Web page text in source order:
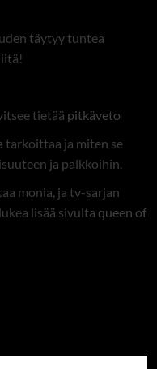
täytyy tuntea
tietää pitkäveto
tarkoittaa ja miten se
ja palkkoihin.
monia, ja tv-sarjan
lisää sivulta queen of